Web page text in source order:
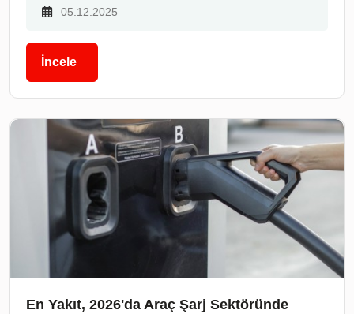
05.12.2025
İncele
En Yakıt, 2026'da Araç Şarj Sektöründe